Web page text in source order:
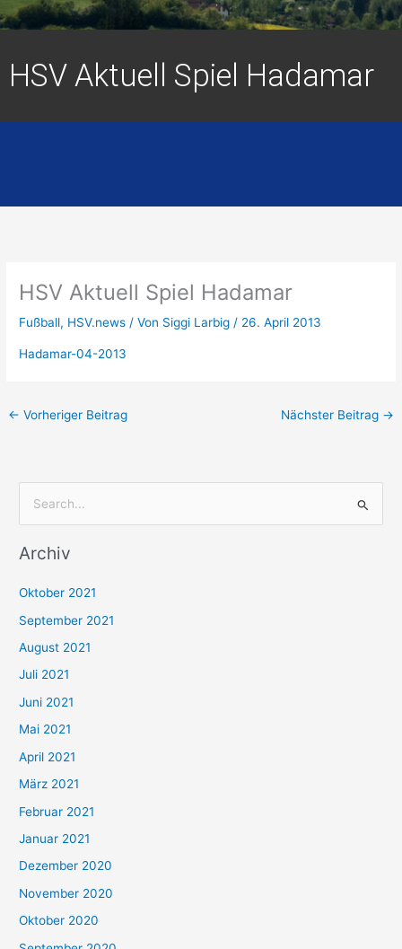
HSV Aktuell Spiel Hadamar
HSV Aktuell Spiel Hadamar
Fußball, HSV.news / Von Siggi Larbig/ 26. April 2013
Hadamar-04-2013
← Vorheriger Beitrag Nächster Beitrag →
c
n
n
a
c
h
:
Archiv
Oktober 2021
September 2021
August 2021
Juli 2021
Juni 2021
Mai 2021
April 2021
März 2021
Februar 2021
Januar 2021
Dezember 2020
November 2020
Oktober 2020